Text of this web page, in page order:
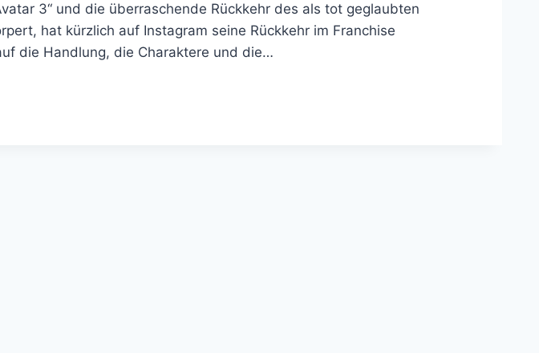
3“ und die überraschende Rückkehr des als tot geglaubten
hat kürzlich auf Instagram seine Rückkehr im Franchise
die Handlung, die Charaktere und die…